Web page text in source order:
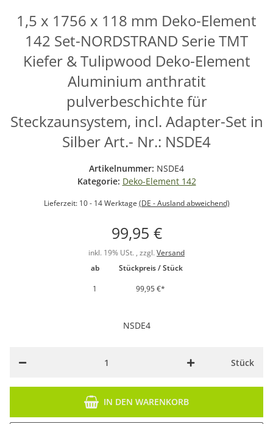
1,5 x 1756 x 118 mm Deko-Element
142 Set-NORDSTRAND Serie TMT
Kiefer & Tulipwood Deko-Element
Aluminium anthratit
pulverbeschichte für
Steckzaunsystem, incl. Adapter-Set in
Silber Art.- Nr.: NSDE4
Artikelnummer: NSDE4
Kategorie: Deko-Element 142
Lieferzeit: 10 - 14 Werktage (DE - Ausland abweichend)
99,95 €
inkl. 19% USt. , zzgl. Versand
ab
Stückpreis / Stück
1
99,95 €*
NSDE4
Stück
IN DEN WARENKORB